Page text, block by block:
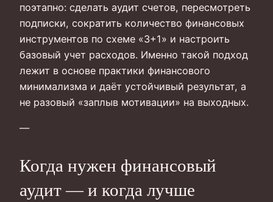
поэтапно: сделать аудит счетов, пересмотреть
подписки, сократить количество финансовых
инструментов по схеме «3+1» и настроить
базовый учет расходов. Именно такой подход
лежит в основе практики финансового
минимализма и даёт устойчивый результат, а
не разовый «заплыв мотивации» на выходных.
—
Когда нужен финансовый
аудит — и когда лучше